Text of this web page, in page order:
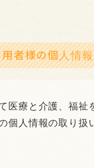
者様の個人情
医療と介護、福
個人情報の取り扱